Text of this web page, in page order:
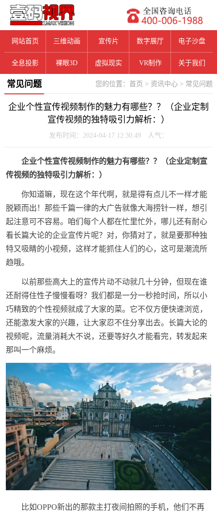
网站首页 三维动画 宣传片 数字展厅 电子沙盘
全息投影 裸眼3D 虚拟现实 VR制作 关于我们
您的位置： 首页 > 资讯中心 > 常见问题
常见问题
企业个性宣传视频制作的魅力有哪些？？（企业定制
宣传视频的独特吸引力解析：）
发布时间：2024-04-17 12:30:49 人气：
企业个性宣传视频制作的魅力有哪些？？（企业定制宣
传视频的独特吸引力解析：）
你知道嘛，现在这个年代啊，就是得有点儿不一样才能
脱颖而出！那些千篇一律的大广告就像大海捞针一样，想引
起注意可不容易。咱们每个人都在忙里忙外，哪儿还有耐心
看长篇大论的企业宣传片呢？对，你猜对了，就是要那种独
特又吸睛的小视频，这样才能抓住人们的心，这可是潮流所
趋哦。
以前那些高大上的宣传片动不动就几十分钟，但现在谁
还耐得住性子慢慢看呀？我们都是一分一秒抢时间，所以小
巧精致的个性视频就成了大家的菜。它不仅方便快速浏览，
还能激发大家的兴趣，让大家忍不住分享出去。长篇大论的
视频呢，流量消耗大不说，还要等好久才能看完，转发起来
那叫一个麻烦。
比如OPPO新出的那款主打夜间拍照的手机，他们不再